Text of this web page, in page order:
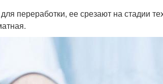
переработки, ее срезают на стадии